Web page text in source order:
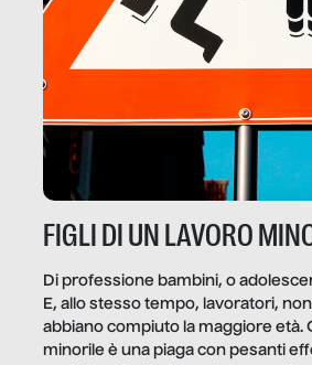
FIGLI DI UN LAVORO
Di professione bambini, o
E, allo stesso tempo, lavoratori,
abbiano compiuto la maggiore età.
minorile è una piaga con pesanti